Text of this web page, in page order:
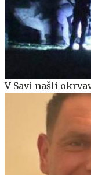
V Savi našli